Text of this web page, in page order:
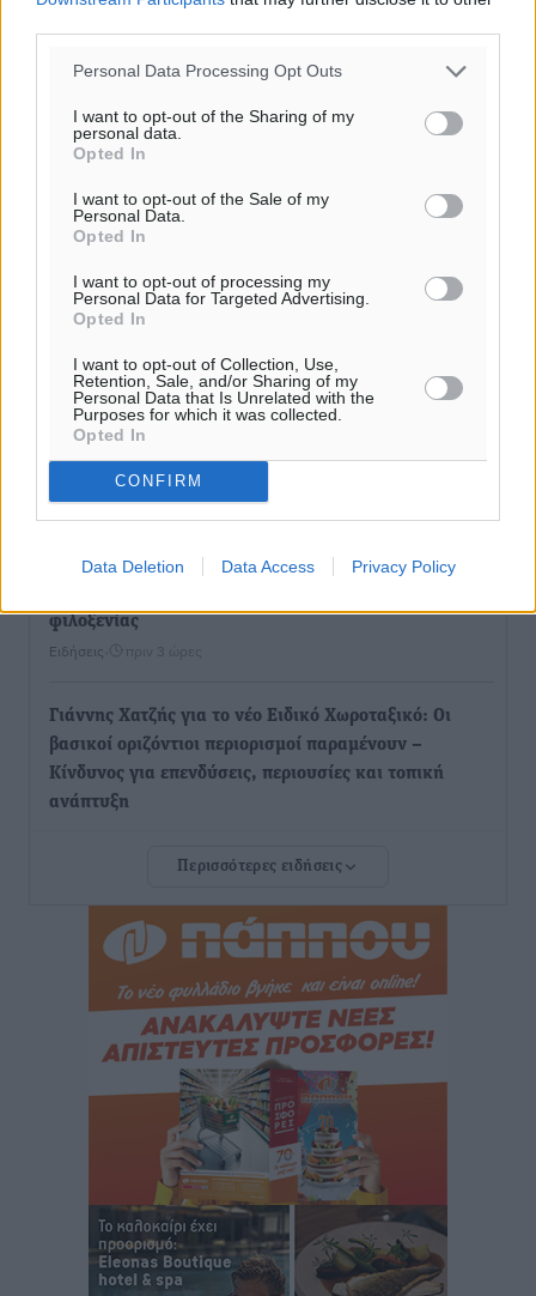
Personal Data Processing Opt Outs
I want to opt-out of the Sharing of my
personal data.
Opted In
I want to opt-out of the Sale of my
Personal Data.
Opted In
I want to opt-out of processing my
Personal Data for Targeted Advertising.
Opted In
I want to opt-out of Collection, Use,
Retention, Sale, and/or Sharing of my
Personal Data that Is Unrelated with the
Purposes for which it was collected.
Opted In
CONFIRM
Data Deletion Data Access Privacy Policy
Καιρός «hot – dry – windy» τις επόμενες 48 ώρες στη
Ειδήσεις• πριν 2 ώρες
Δύο σχολεία της Λέρου αλλάζουν όψη με δωρεά
αγάπης για τα παιδιά
Τοπικές Ειδήσεις
Τουρισμός: Με θετικό πρόσημο έως τώρα η χρονιά,
Ειδήσεις• πριν 3 ώρες
Χαρ. Ναβροζίδης στον RV «Σε τρία χρόνια θα είμαστε
η πιο ψηφιακή Περιφέρεια της χώρας» Δημοπρατείται
το έργο ψηφιακού μετασχηματισμού
Τοπικές Ειδήσεις• πριν 3 ώρες
φιλοξενίας
Ειδήσεις πριν 3 ώρες
Γιάννης Χατζής για το νέο Ειδικό Χωροταξικό: Οι
βασικοί οριζόντιοι περιορισμοί παραμένουν –
Κίνδυνος για επενδύσεις, περιουσίες και τοπική
ανάπτυξη
δεν υπάρχουν περιθώρια εφησυχασμού
Ειδήσεις• πριν 4 ώρες
Στον Άγιο Νικόλαο Χάλκης ανοίγει ξανά το
ανανεωμένο εκκλησιαστικό μουσείο από τη Λέσχη
πριν 4 ώρες
Ρόδος: «Βουλιάζει» από τουρίστες – Πάνω από 1 εκατ.
επιβάτες και 55 κρουαζιερόπλοια
Τοπικές Ειδήσεις• πριν 4 ώρες
Περισσότερες ειδήσεις